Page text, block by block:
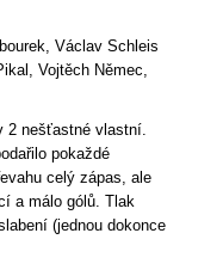
Václav Schleis
Vojtěch Němec,
2 nešťastné vlastní.
pokaždé
celý zápas, ale
a málo gólů. Tlak
(jednou dokonce